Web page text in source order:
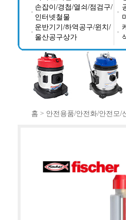
손잡이/경첩/열쇠/점검구/
인터넷철물
운반기기/하역공구/윈치/
울산공구상가
홈 > 안전용품/안전화/안전모/